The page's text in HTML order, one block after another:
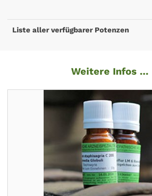
Liste aller verfügbarer Potenzen
Weitere Infos ...